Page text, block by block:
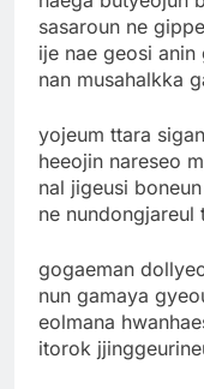
sasaroun ne
ije nae geosi anin
nan musahalkka
yojeum ttara
heeojin nareseo
nal jigeusi
ne nundongjareul
gogaeman
nun gamaya
eolmana
itorok